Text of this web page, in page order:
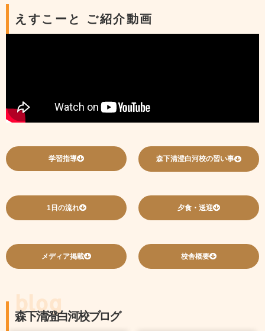
えすこーと ご紹介動画
学習指導 森下清澄白河校の習い事
1日の流れ 夕食・送迎
メディア掲載 校舎概要
blog
森下清澄白河校ブログ